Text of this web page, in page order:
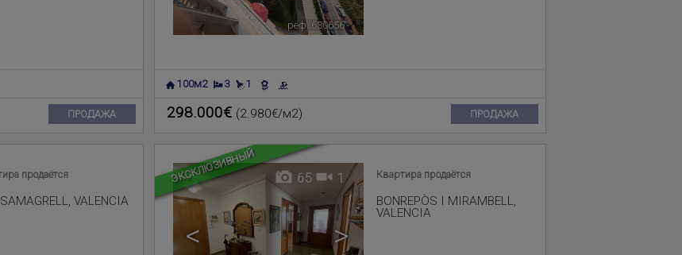
ПРОДАЖА
реф. 630656 🔗
100м2 3 1
298.000€ (2.980€/м2) ПРОДАЖА
, VALENCIA
продаётся ЭКСКЛЮЗИВНЫЙ
< >
65 1
BONREPÒS I MIRAMBELL,
VALENCIA
Квартира продаётся